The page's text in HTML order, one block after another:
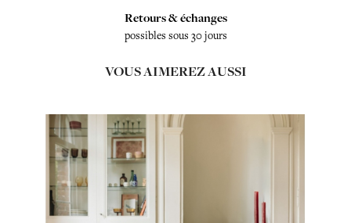
Retours & échanges
possibles sous 30 jours
VOUS AIMEREZ AUSSI